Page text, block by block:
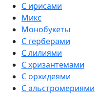
С ирисами
Микс
Монобукеты
С герберами
С лилиями
С хризантемами
С орхидеями
С альстромериями